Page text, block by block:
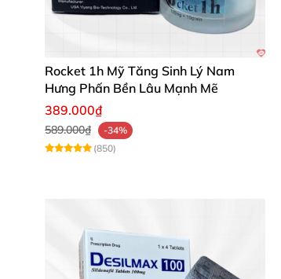
Đánh giá chân thực từ
"Tôi rất hài lòng với Kẹo
dụng." – Nguyễn Thành Long
"Sản phẩm dễ dùng, không
"Chất liệu thiên nhiên an
Đừng bỏ lỡ cơ hội nâng cao
biệt vượt trội! 🛒 Mua hàng ngay
Rocket 1h Mỹ Tăng Sinh Lý Nam
Hưng Phấn Bền Lâu Mạnh Mẽ
389.000₫
589.000₫
-34%
(850)